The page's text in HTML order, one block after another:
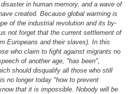
in human memory, and a wave of
created. Because global warming is
of the industrial revolution and its by-
not forget that the current settlement of
Europeans and their slaves). In this
who claim to fight against migrants no
of another age, "has been",
should disqualify all those who still
no longer today "how to prevent
that it is impossible. Nobody will be